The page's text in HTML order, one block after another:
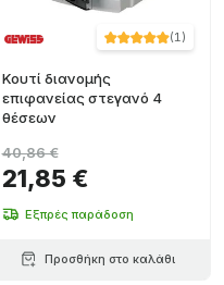
(1)
Κουτί διανομής
επιφανείας στεγανό 4
θέσεων
21,85 €
40,86 €
Εξπρές παράδοση
Προσθήκη στο καλάθι